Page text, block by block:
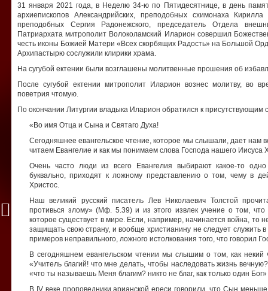
31 января 2021 года, в Неделю 34-ю по Пятидесятнице, в день
архиепископов Александрийских, преподобных схимонаха
преподобных Сергия Радонежского, председатель Отдела
Патриархата митрополит Волоколамский Иларион совершил
честь иконы Божией Матери «Всех скорбящих Радость» на Большой
Архипастырю сослужили клирики храма.
На сугубой ектении были возглашены молитвенные прошения об
После сугубой ектении митрополит Иларион вознес молитву, во
поветрия чтомую.
По окончании Литургии владыка Иларион обратился к присутствующим
«Во имя Отца и Сына и Святаго Духа!
Сегодняшнее евангельское чтение, которое мы слышали, дает нам
читаем Евангелие и как мы понимаем слова Господа нашего Иисуса
Очень часто люди из всего Евангелия выбирают какое-то
буквально, приходят к ложному представлению о том, чему в
Христос.
Наш великий русский писатель Лев Николаевич Толстой
противься злому» (Мф. 5.39) и из этого извлек учение о том, что
которое существует в мире. Если, например, начинается война, то
защищать свою страну, и вообще христианину не следует служить
примеров неправильного, ложного истолкования того, что говорил
В сегодняшнем евангельском чтении мы слышим о том, как некий
«Учитель благий! что мне делать, чтобы наследовать жизнь
«что ты называешь Меня благим? никто не благ, как только один
В IV веке проповедники арианской ереси говорили, что Сын